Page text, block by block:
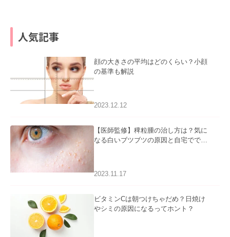
人気記事
顔の大きさの平均はどのくらい？小顔
の基準も解説
2023.12.12
【医師監修】稗粒腫の治し方は？気に
なる白いブツブツの原因と自宅ででき
2023.11.17
ビタミンCは朝つけちゃだめ？日焼け
やシミの原因になるってホント？